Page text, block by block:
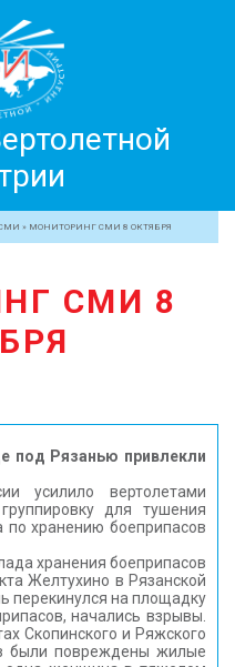
» МОНИТОРИНГ СМИ 8 ОКТЯБРЯ
СМИ 8
под Рязанью привлекли
усилило вертолетами
для тушения
по хранению боеприпасов
хранения боеприпасов
Желтухино в Рязанской
перекинулся на площадку
начались взрывы.
Скопинского и Ряжского
были повреждены жилые